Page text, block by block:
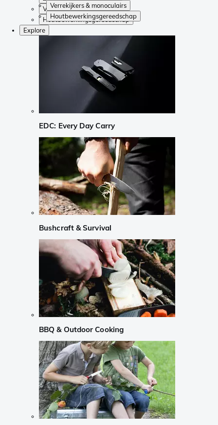
Verrekijkers & monoculairs
Houtbewerkingsgereedschap
Verrekijkers & monoculairs
Houtbewerkingsgereedschap
Explore
EDC: Every Day Carry
Bushcraft & Survival
BBQ & Outdoor Cooking